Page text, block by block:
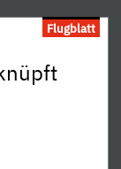
Flugblatt